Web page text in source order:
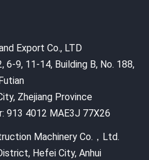
Export Co., LTD
6-9, 11-14, Building B, No. 188,
Zhejiang Province
913 4012 MAE3J 77X26
Machinery Co.，Ltd.
Hefei City, Anhui